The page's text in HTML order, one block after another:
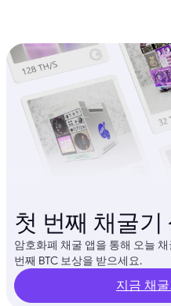
첫 번째 채굴기
암호화폐 채굴 앱을 통해 오늘
번째 BTC 보상을 받으세요.
지금 채